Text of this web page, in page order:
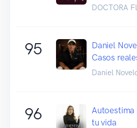
DOCTORA
95
Daniel
Casos
Daniel
96
Autoestima
tu vida